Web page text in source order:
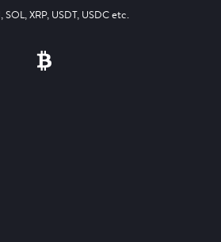
SOL, XRP, USDT, USDC etc.